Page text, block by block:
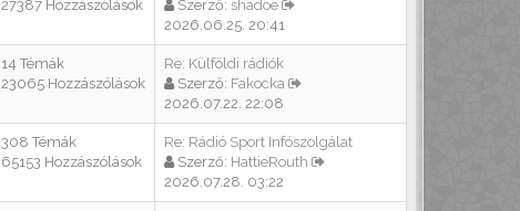
27387 Hozzászólások Szerző: shadoe
2026.06.25. 20:41
14 Témák
23065 Hozzászólások
Re: Külföldi rádiók
Szerző: Fakocka
2026.07.22. 22:08
308 Témák
65153 Hozzászólások
Re: Rádió Sport Infószolgálat
Szerző: HattieRouth
2026.07.28. 03:22